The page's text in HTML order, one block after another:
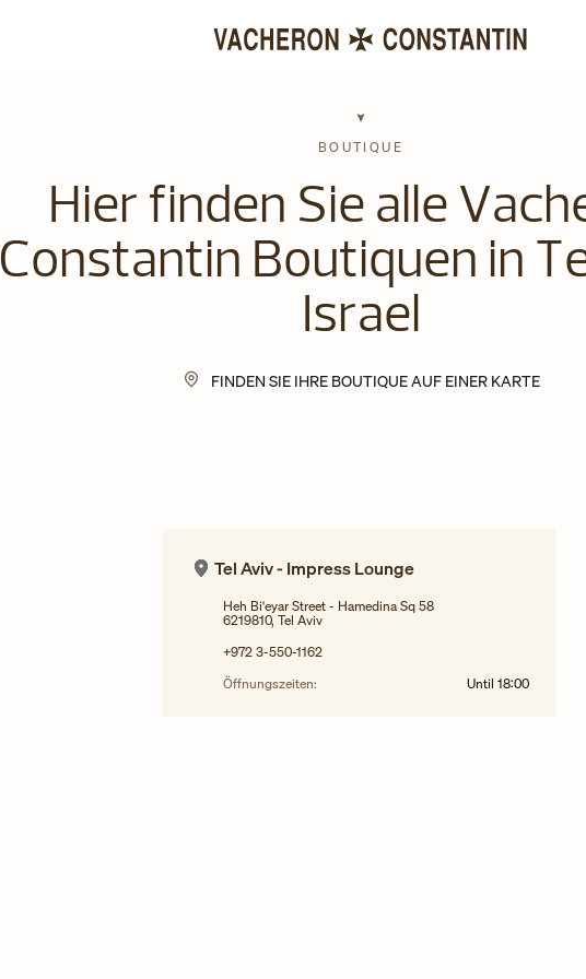
BOUTIQUE
Hier finden Sie alle
Constantin Boutiquen in
Israel
FINDEN SIE IHRE BOUTIQUE AUF EINER KARTE
Tel Aviv - Impress Lounge
Heh Bi'eyar Street - Hamedina Sq 58
6219810, Tel Aviv
+972 3-550-1162
Öffnungszeiten:
Until18:00